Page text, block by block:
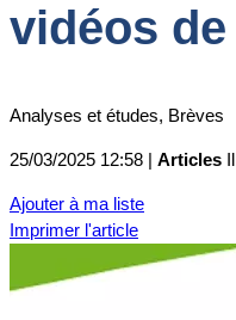
vidéos
Analyses et études, Brèves
25/03/2025 12:58 | Articles
Ajouter à ma liste
Imprimer l'article